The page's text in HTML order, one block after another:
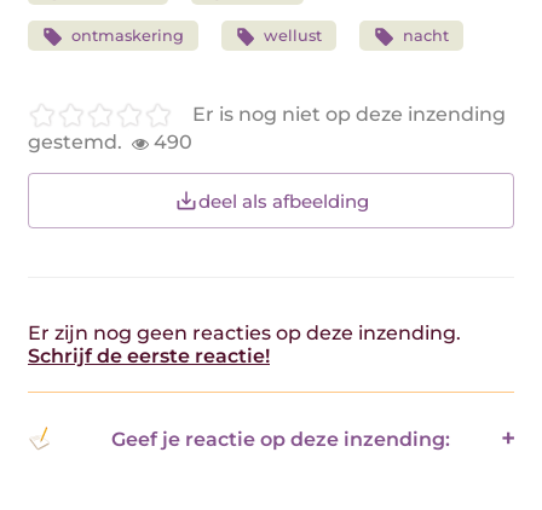
ontmaskering wellust nacht
Er is nog niet op deze inzending
gestemd.
490
deel als afbeelding
Er zijn nog geen reacties op deze inzending.
Schrijf de eerste reactie!
Geef je reactie op deze inzending: